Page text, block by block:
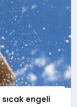
sıcak engeli